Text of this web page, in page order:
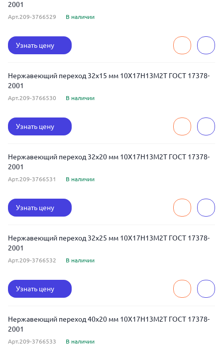
2001
Арт.209-3766529 В наличии
Узнать цену
Нержавеющий переход 32x15 мм 10Х17Н13М2Т ГОСТ 17378-
2001
Арт.209-3766530 В наличии
Узнать цену
Нержавеющий переход 32x20 мм 10Х17Н13М2Т ГОСТ 17378-
2001
Арт.209-3766531 В наличии
Узнать цену
Нержавеющий переход 32x25 мм 10Х17Н13М2Т ГОСТ 17378-
2001
Арт.209-3766532 В наличии
Узнать цену
Нержавеющий переход 40x20 мм 10Х17Н13М2Т ГОСТ 17378-
2001
Арт.209-3766533 В наличии